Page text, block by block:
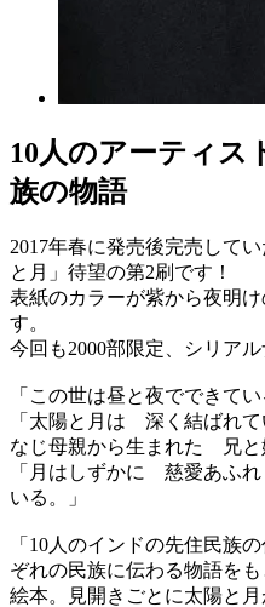
10人のアーティス
族の物語
2017年春に発売後完売して
と月」待望の第2刷です！
表紙のカラーが紫から夜明
す。
今回も2000部限定、シリアル
「この世は昼と夜でできて
「太陽と月は 深く結ばれ
なじ母親から生まれた 兄と
「月はしずかに 慈愛あふ
いる。」
「10人のインドの先住民族
ぞれの民族に伝わる物語を
絵本。見開きごとに太陽と